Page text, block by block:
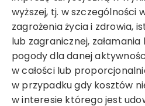
wyższej, tj. w szczególności
zagrożenia życia i zdrowia,
lub zagranicznej,
pogody dla danej
w całości lub
w przypadku gdy kosztów
w interesie którego jest